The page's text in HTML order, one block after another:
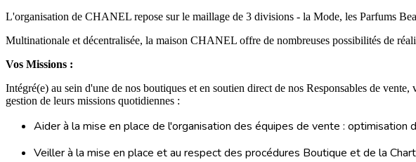
L'organisation de CHANEL repose sur le maillage de 3 divisions - la Mode, les Parfums
Multinationale et décentralisée, la maison CHANEL offre de nombreuses possibilités de
Vos Missions :
Intégré(e) au sein d'une de nos boutiques et en soutien direct de nos Responsables de
gestion de leurs missions quotidiennes :
Aider à la mise en place de l'organisation des équipes de vente :
Veiller à la mise en place et au respect des procédures Boutique et de la